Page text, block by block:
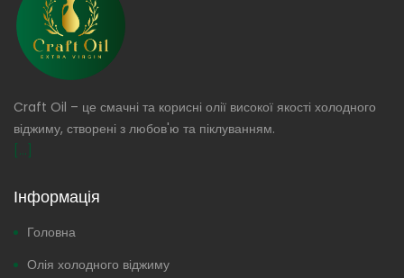
Craft Oil – це смачні та корисні олії високої якості холодного
віджиму, створені з любов'ю та піклуванням.
[...]
Інформація
Головна
Олія холодного віджиму